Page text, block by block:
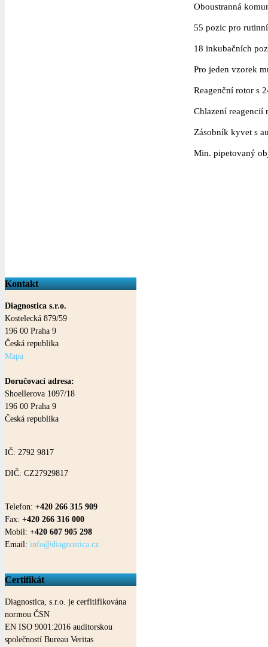
Oboustranná
55 pozic pro
18 inkubačních
Pro jeden vzorek
Reagenční rotor s
Chlazení reagencií
Zásobník kyvet s
Min. pipetovaný
Kontakt
Diagnostica s.r.o.
Kostelecká 879/59
196 00 Praha 9
Česká republika
Mapa
Doručovací adresa:
Shoellerova 1097/18
196 00 Praha 9
Česká republika
IČ: 2792 9817
DIČ: CZ27929817
Telefon: +420 266 315 909
Fax: +420 266 316 000
Mobil: +420 607 905 298
Email: info@diagnostica.cz
Certifikát
Diagnostica, s.r.o. je cerfitifikována
normou ČSN
EN ISO 9001:2016 auditorskou
společností Bureau Veritas